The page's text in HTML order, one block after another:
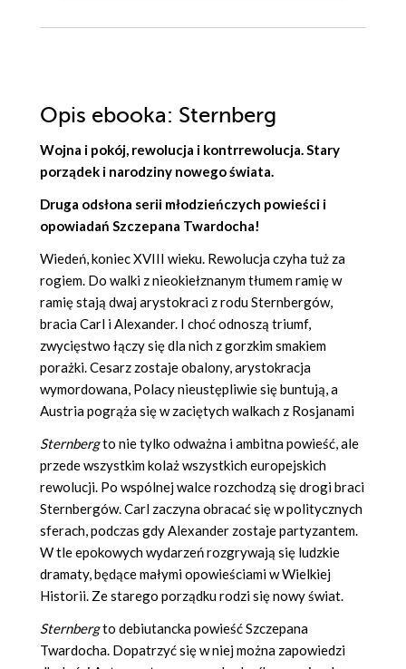
Opis ebooka: Sternberg
Wojna i pokój, rewolucja i kontrrewolucja. Stary
porządek i narodziny nowego świata.
Druga odsłona serii młodzieńczych powieści i
opowiadań Szczepana Twardocha!
Wiedeń, koniec XVIII wieku. Rewolucja czyha tuż za
rogiem. Do walki z nieokiełznanym tłumem ramię w
ramię stają dwaj arystokraci z rodu Sternbergów,
bracia Carl i Alexander. I choć odnoszą triumf,
zwycięstwo łączy się dla nich z gorzkim smakiem
porażki. Cesarz zostaje obalony, arystokracja
wymordowana, Polacy nieustępliwie się buntują, a
Austria pogrąża się w zaciętych walkach z Rosjanami
Sternbergto nie tylko odważna i ambitna powieść, ale
przede wszystkim kolaż wszystkich europejskich
rewolucji. Po wspólnej walce rozchodzą się drogi braci
Sternbergów. Carl zaczyna obracać się w politycznych
sferach, podczas gdy Alexander zostaje partyzantem.
W tle epokowych wydarzeń rozgrywają się ludzkie
dramaty, będące małymi opowieściami w Wielkiej
Historii. Ze starego porządku rodzi się nowy świat.
Sternbergto debiutancka powieść Szczepana
Twardocha. Dopatrzyć się w niej można zapowiedzi